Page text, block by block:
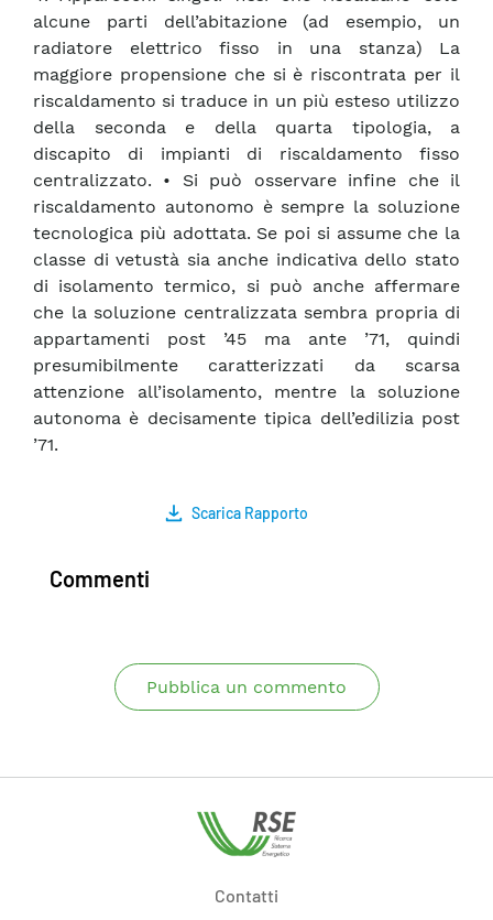
alcune parti dell’abitazione (ad esempio, un
radiatore elettrico fisso in una stanza) La
maggiore propensione che si è riscontrata per il
riscaldamento si traduce in un più esteso utilizzo
della seconda e della quarta tipologia, a
discapito di impianti di riscaldamento fisso
centralizzato. • Si può osservare infine che il
riscaldamento autonomo è sempre la soluzione
tecnologica più adottata. Se poi si assume che la
classe di vetustà sia anche indicativa dello stato
di isolamento termico, si può anche affermare
che la soluzione centralizzata sembra propria di
appartamenti post ’45 ma ante ’71, quindi
presumibilmente caratterizzati da scarsa
attenzione all’isolamento, mentre la soluzione
autonoma è decisamente tipica dell’edilizia post
’71.
Scarica Rapporto
Commenti
Pubblica un commento
Contatti